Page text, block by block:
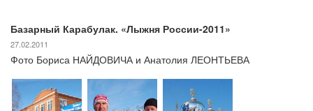
Базарный Карабулак. «Лыжня России-2011»
27.02.2011
Фото Бориса НАЙДОВИЧА и Анатолия ЛЕОНТЬЕВА